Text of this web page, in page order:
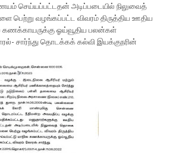
செய்யப்பட்டதன் அடிப்படையில் நிலுவைத்
வழங்கப்பட்ட விவரம் திருத்திய ஊதிய
கணக்காயருக்கு ஓய்வூதிய பலன்கள்
சார்ந்து தொடக்கக் கல்வி இயக்குநரின்